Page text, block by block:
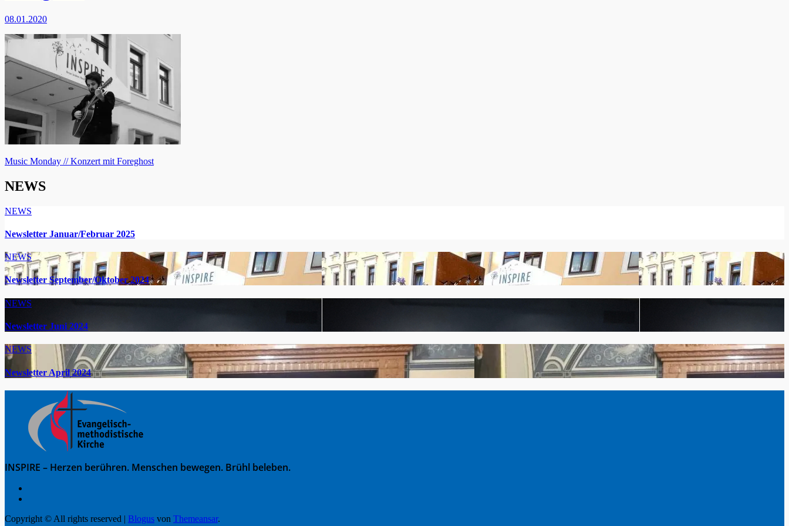
08.01.2020
Beitragsnavigation
Music Monday // Konzert mit Foreghost
NEWS
NEWS
Newsletter Januar/Februar 2025
NEWS
Newsletter September/Oktober 2024
NEWS
Newsletter Juni 2024
NEWS
Newsletter April 2024
INSPIRE – Herzen berühren. Menschen bewegen. Brühl beleben.
Copyright © All rights reserved | Blogus von Themeansar.